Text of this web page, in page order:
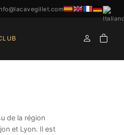
de la région
et Lyon. Il est